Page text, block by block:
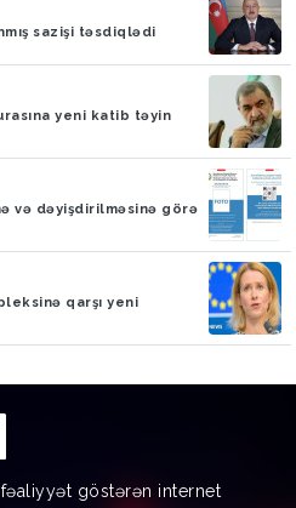
sazişi təsdiqlədi
yeni katib təyin
və dəyişdirilməsinə görə
qarşı yeni
göstərən internet